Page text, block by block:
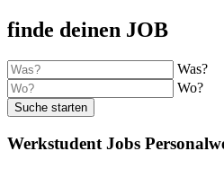
finde deinen JOB
Was?
Wo?
Suche starten
Werkstudent Jobs